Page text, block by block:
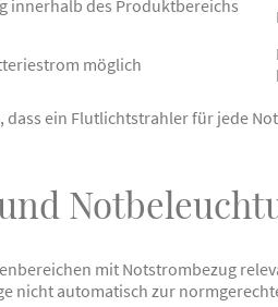
innerhalb des Produktbereichs
möglich
ein Flutlichtstrahler für jede
mit Notstrombezug
nicht automatisch zur